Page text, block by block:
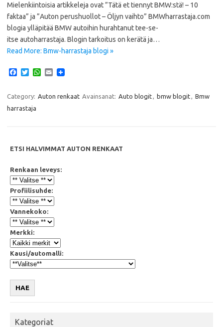
Mielenkiintoisia artikkeleja ovat ”Tätä et tiennyt BMW:stä! – 10
faktaa” ja ”Auton perushuollot – Öljyn vaihto” BMWharrastaja.com
blogia ylläpitää BMW autoihin hurahtanut tee-se-
itse autoharrastaja. Blogin tarkoitus on kerätä ja…
Read More: Bmw-harrastaja blogi »
e
o
T
t
e
W
t
E
i
Category: Auton renkaat Avainsanat: Auto blogit bmw blogit
Bmw
harrastaja
ETSI HALVIMMAT AUTON RENKAAT
Renkaan leveys:
Profiilisuhde:
Vannekoko:
Merkki:
Kausi/automalli:
HAE
Kategoriat